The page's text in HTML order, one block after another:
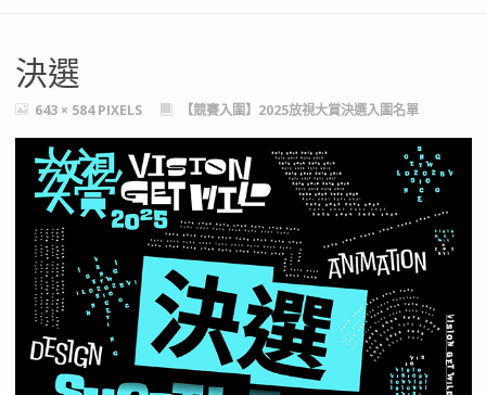
決選
FULL643 × 584PIXELS 【競賽入圍】2025放視大賞決選入圍名單